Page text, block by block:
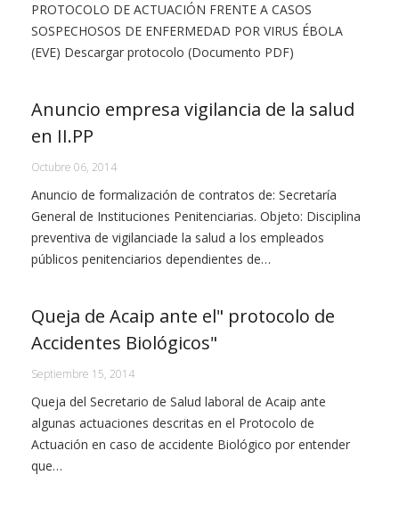
PROTOCOLO DE ACTUACIÓN FRENTE A CASOS
SOSPECHOSOS DE ENFERMEDAD POR VIRUS ÉBOLA
(EVE) Descargar protocolo (Documento PDF)
Anuncio empresa vigilancia de la salud
en II.PP
Octubre 06, 2014
Anuncio de formalización de contratos de: Secretaría
General de Instituciones Penitenciarias. Objeto: Disciplina
preventiva de vigilanciade la salud a los empleados
públicos penitenciarios dependientes de…
Queja de Acaip ante el" protocolo de
Accidentes Biológicos"
Septiembre 15, 2014
Queja del Secretario de Salud laboral de Acaip ante
algunas actuaciones descritas en el Protocolo de
Actuación en caso de accidente Biológico por entender
que…